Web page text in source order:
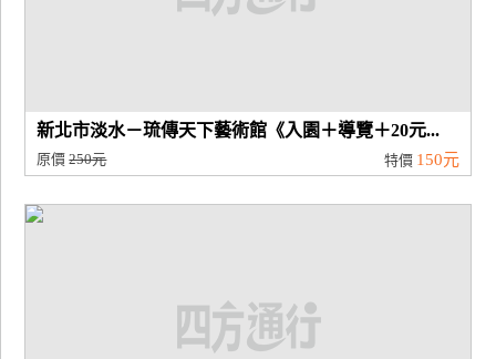
商
品
宣
新北市淡水－琉傳天下藝術館《入園＋導覽＋20元...
原價250元 特價 150元